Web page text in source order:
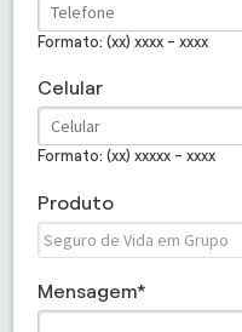
Formato: (xx) xxxx - xxxx
Celular
Formato: (xx) xxxxx - xxxx
Produto
Mensagem